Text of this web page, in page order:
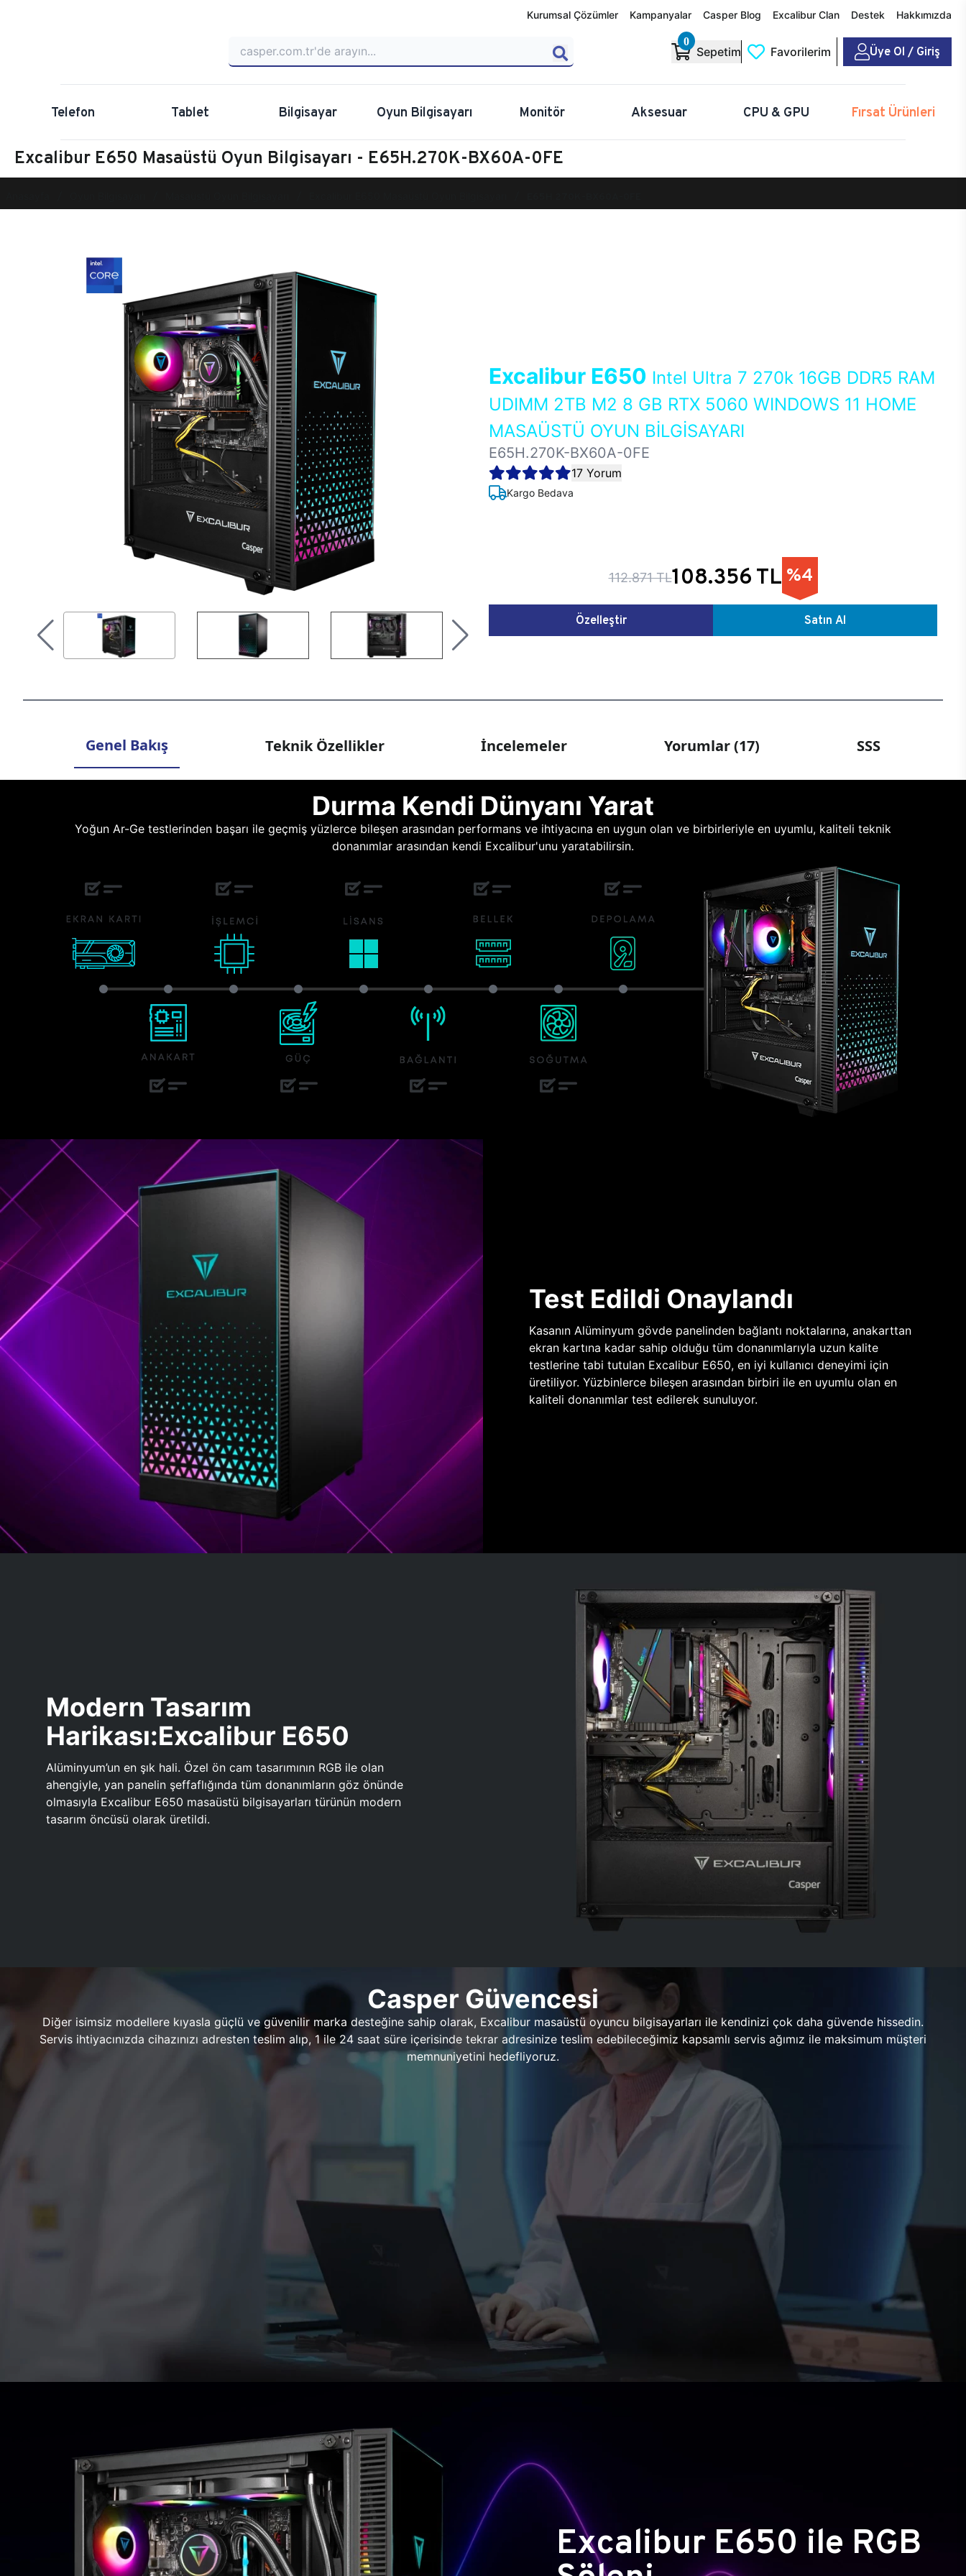
Kurumsal Çözümler Kampanyalar Casper Blog Excalibur Clan Destek Hakkımızda
0
Sepetim Favorilerim Üye Ol / Giriş
Telefon Tablet Bilgisayar Oyun Bilgisayarı Monitör Aksesuar CPU & GPU Fırsat Ürünleri
Excalibur E650 Masaüstü Oyun Bilgisayarı - E65H.270K-BX60A-0FE
Excalibur E650 Intel Ultra 7 270k 16GB DDR5 RAM
UDIMM 2TB M2 8 GB RTX 5060 WINDOWS 11 HOME
MASAÜSTÜ OYUN BİLGİSAYARI
E65H.270K-BX60A-0FE
17 Yorum
Kargo Bedava
112.871 TL108.356 TL %4
Özelleştir Satın Al
Genel Bakış Teknik Özellikler İncelemeler Yorumlar (17) SSS
Durma Kendi Dünyanı Yarat
Yoğun Ar-Ge testlerinden başarı ile geçmiş yüzlerce bileşen arasından performans ve ihtiyacına en uygun olan ve birbirleriyle en uyumlu, kaliteli teknik
donanımlar arasından kendi Excalibur'unu yaratabilirsin.
Test Edildi Onaylandı
Kasanın Alüminyum gövde panelinden bağlantı noktalarına, anakarttan
ekran kartına kadar sahip olduğu tüm donanımlarıyla uzun kalite
testlerine tabi tutulan Excalibur E650, en iyi kullanıcı deneyimi için
üretiliyor. Yüzbinlerce bileşen arasından birbiri ile en uyumlu olan en
kaliteli donanımlar test edilerek sunuluyor.
Modern Tasarım
Harikası:Excalibur E650
Alüminyum’un en şık hali. Özel ön cam tasarımının RGB ile olan
ahengiyle, yan panelin şeffaflığında tüm donanımların göz önünde
olmasıyla Excalibur E650 masaüstü bilgisayarları türünün modern
tasarım öncüsü olarak üretildi.
Casper Güvencesi
Diğer isimsiz modellere kıyasla güçlü ve güvenilir marka desteğine sahip olarak, Excalibur masaüstü oyuncu bilgisayarları ile kendinizi çok daha güvende hissedin.
Servis ihtiyacınızda cihazınızı adresten teslim alıp, 1 ile 24 saat süre içerisinde tekrar adresinize teslim edebileceğimiz kapsamlı servis ağımız ile maksimum müşteri
memnuniyetini hedefliyoruz.
Excalibur E650 ile RGB